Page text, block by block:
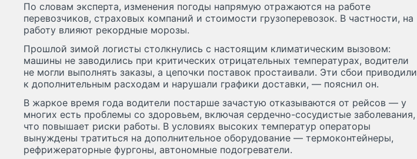
По словам эксперта, изменения погоды напрямую отражаются на работе
перевозчиков, страховых компаний и стоимости грузоперевозок. В частности, на
работу влияют рекордные морозы.
Прошлой зимой логисты столкнулись с настоящим климатическим вызовом:
машины не заводились при критических отрицательных температурах, водители
не могли выполнять заказы, а цепочки поставок простаивали. Эти сбои приводили
к дополнительным расходам и нарушали графики доставки, — пояснил он.
В жаркое время года водители постарше зачастую отказываются от рейсов — у
многих есть проблемы со здоровьем, включая сердечно-сосудистые заболевания,
что повышает риски работы. В условиях высоких температур операторы
вынуждены тратиться на дополнительное оборудование — термоконтейнеры,
рефрижераторные фургоны, автономные подогреватели.